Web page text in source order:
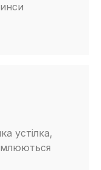
устілка,